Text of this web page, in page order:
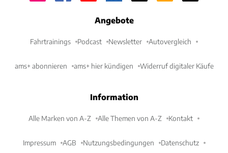
Angebote
Fahrtrainings Podcast Newsletter Autovergleich
ams+ abonnieren ams+ hier kündigen Widerruf digitaler Käufe
Information
Alle Marken von A-Z Alle Themen von A-Z Kontakt
Impressum AGB Nutzungsbedingungen Datenschutz